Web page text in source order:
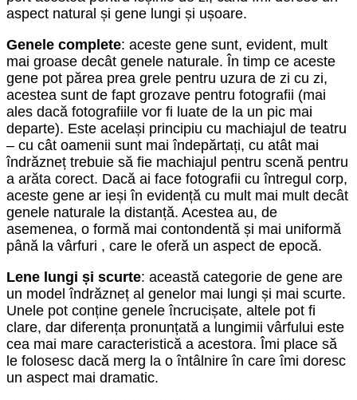
aspect natural și gene lungi și ușoare.
Genele complete: aceste gene sunt, evident, mult
mai groase decât genele naturale. În timp ce aceste
gene pot părea prea grele pentru uzura de zi cu zi,
acestea sunt de fapt grozave pentru fotografii (mai
ales dacă fotografiile vor fi luate de la un pic mai
departe). Este același principiu cu machiajul de teatru
– cu cât oamenii sunt mai îndepărtați, cu atât mai
îndrăzneț trebuie să fie machiajul pentru scenă pentru
a arăta corect. Dacă ai face fotografii cu întregul corp,
aceste gene ar ieși în evidență cu mult mai mult decât
genele naturale la distanță. Acestea au, de
asemenea, o formă mai contondentă și mai uniformă
până la vârfuri , care le oferă un aspect de epocă.
Lene lungi și scurte: această categorie de gene are
un model îndrăzneț al genelor mai lungi și mai scurte.
Unele pot conține genele încrucișate, altele pot fi
clare, dar diferența pronunțată a lungimii vârfului este
cea mai mare caracteristică a acestora. Îmi place să
le folosesc dacă merg la o întâlnire în care îmi doresc
un aspect mai dramatic.